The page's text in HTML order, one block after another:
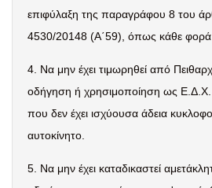
επιφύλαξη της παραγράφου 8 του
4530/20148 (Α΄59), όπως κάθε φορά
4. Να μην έχει τιμωρηθεί από
οδήγηση ή χρησιμοποίηση ως Ε.Δ.Χ.
που δεν έχει ισχύουσα άδεια
αυτοκίνητο.
5. Να μην έχει καταδικαστεί